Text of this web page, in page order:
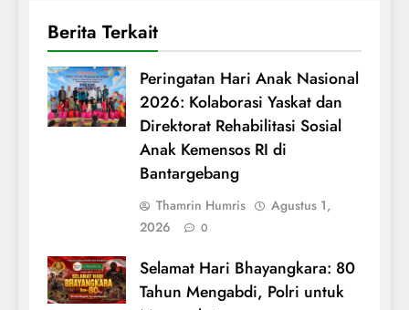
Berita Terkait
Peringatan Hari Anak Nasional
2026: Kolaborasi Yaskat dan
Direktorat Rehabilitasi Sosial
Anak Kemensos RI di
Bantargebang
Thamrin Humris
Agustus 1,
2026
0
Selamat Hari Bhayangkara: 80
Tahun Mengabdi, Polri untuk